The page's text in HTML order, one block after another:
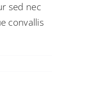
sed nec
convallis